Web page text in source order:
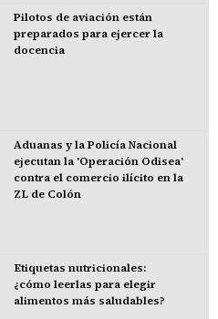
Pilotos de aviación están
preparados para ejercer la
docencia
Aduanas y la Policía Nacional
ejecutan la 'Operación Odisea'
contra el comercio ilícito en la
ZL de Colón
Etiquetas nutricionales:
¿cómo leerlas para elegir
alimentos más saludables?